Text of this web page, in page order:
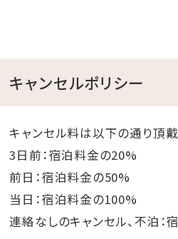
キャンセルポリシー
キャンセル料は以下の通り頂戴
3日前：宿泊料金の20%
前日：宿泊料金の50%
当日：宿泊料金の100%
連絡なしのキャンセル、不泊：